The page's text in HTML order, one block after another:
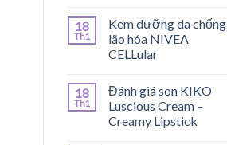
18
Th1
Kem dưỡng da chống
lão hóa NIVEA
CELLular
18
Th1
Đánh giá son KIKO
Luscious Cream –
Creamy Lipstick